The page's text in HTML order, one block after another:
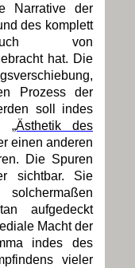
Narrative der
des komplett
auch von
hat. Die
Prozess der
soll indes
„Ästhetik des
einen anderen
Die Spuren
sichtbar. Sie
aufgedeckt
Macht der
indes des
vieler